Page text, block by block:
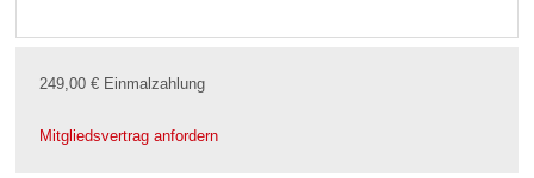
249,00 € Einmalzahlung
Mitgliedsvertrag anfordern